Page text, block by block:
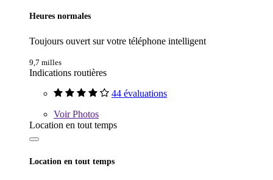
Heures normales
Toujours ouvert sur votre téléphone intelligent
9,7 milles
Indications routières
44 évaluations
VoirPhotos
Location en tout temps
Location en tout temps